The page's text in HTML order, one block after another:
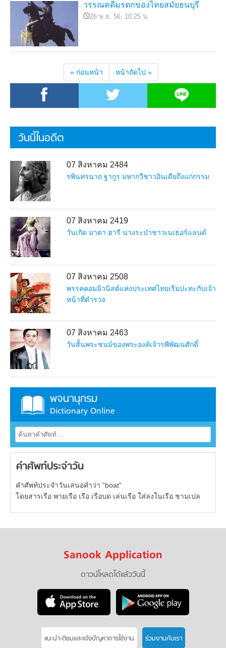
วรรณคดีมรดกของไทยสมัยธนบุรี
26 พ.ย. 56, 10.25 น.
« ก่อนหน้า หน้าถัดไป »
วันนี้ในอดีต
07 สิงหาคม 2484
รพินทรนาถ ฐากูร มหากวีชาวอินเดียถึงแก่กรรม
07 สิงหาคม 2419
วันเกิด มาตา ฮารี นางระบำชาวเนเธอร์แลนด์
07 สิงหาคม 2508
พรรคคอมมิวนิสต์แห่งประเทศไทยเริ่มปะทะกับเจ้า
หน้าที่ตำรวจ
07 สิงหาคม 2463
วันสิ้นพระชนม์ของพระองค์เจ้ารพีพัฒนศักดิ์
พจนานุกรม
Dictionary Online
คำศัพท์ประจำวัน
คำศัพท์ประจำวันเสนอคำว่า “boat”
โดยสารเรือ พายเรือ เรือ เรือบด เล่นเรือ ใส่ลงในเรือ ชามเปล
Sanook Application
ดาวน์โหลดได้แล้ววันนี้
แนะนำ-ติชมเเละแจ้งปัญหาการใช้งาน ร่วมงานกับเรา